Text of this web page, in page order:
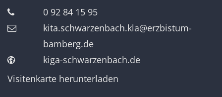
0 92 84 15 95
kita.schwarzenbach.kla@erzbistum-
bamberg.de
kiga-schwarzenbach.de
Visitenkarte herunterladen